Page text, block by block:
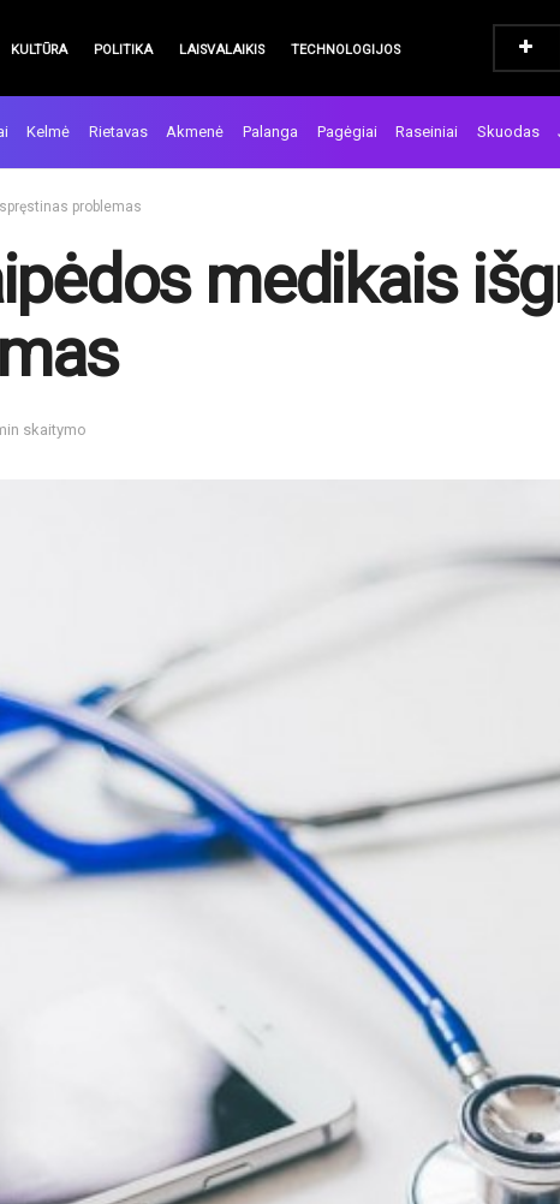
KULTŪRA POLITIKA LAISVALAIKIS TECHNOLOGIJOS
Kelmė Rietavas Akmenė Palanga Pagėgiai Raseiniai Skuodas
problemas
medikais
skaitymo